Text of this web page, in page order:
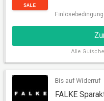
Alle
Bis auf Widerruf
FALKE